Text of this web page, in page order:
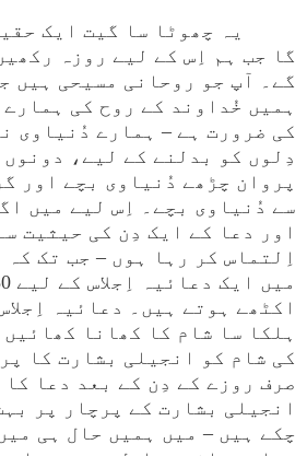
یہ چھوٹا سا گیت ایک
گا جب ہم اِس کے لیے روزہ
گے۔ آپ جو روحانی مسیحی ہیں
ہمیں خُداوند کے روح کی ہمارے
کی ضرورت ہے – ہمارے دُنیاوی
دِلوں کو بدلنے کے لیے،
پروان چڑھے دُنیاوی بچے اور
سے دُنیاوی بچے۔ اِس لیے میں
اور دعا کے ایک دِن کی حیثیت
اِلتماس کر رہا ہوں – جب تک کہ
اکٹھے ہوتے ہیں۔ دعائیہ
ہلکا سا شام کا کھانا
کی شام کو انجیلی بشارت کا
صرف روزے کے دِن کے بعد دعا کا
انجیلی بشارت کے پرچار پر
چکے ہیں – میں ہمیں حال ہی